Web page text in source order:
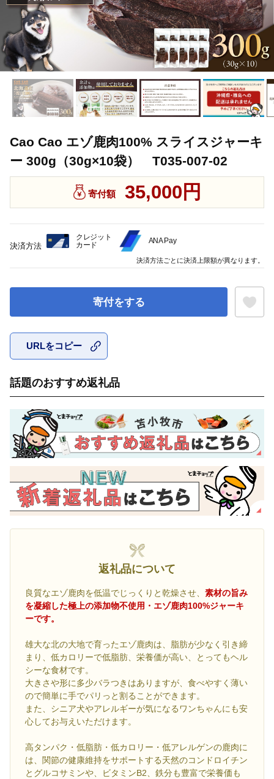
Cao Cao エゾ鹿肉100% スライスジャーキ
ー 300g（30g×10袋） T035-007-02
寄付額 35,000円
寄付をする
URLをコピー
話題のおすすめ返礼品
返礼品について
良質なエゾ鹿肉を低温でじっくりと乾燥させ、 素材の旨み
を凝縮した極上の添加物不使用・エゾ鹿肉100%ジャーキ
ーです。
雄大な北の大地で育ったエゾ鹿肉は、脂肪が少なく引き締
まり、低カロリーで低脂肪、栄養価が高い、とってもヘル
シーな食材です。
大きさや形に多少バラつきはありますが、食べやすく薄い
ので簡単に手でパリっと割ることができます。
また、シニア犬やアレルギーが気になるワンちゃんにも安
心してお与えいただけます。
高タンパク・低脂肪・低カロリー・低アレルゲンの鹿肉に
は、関節の健康維持をサポートする天然のコンドロイチン
とグルコサミンや、ビタミンB2、鉄分も豊富で栄養価も
決済方法
クレジット
カード
ANA Pay
決済方法ごとに決済上限額が異なります。